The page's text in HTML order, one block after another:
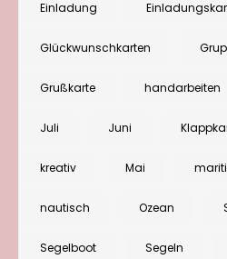
Einladung
Glückwunschkarten
Grußkarte handarbeiten
Juli Juni
kreativ Mai
nautisch Ozean
Segelboot Segeln